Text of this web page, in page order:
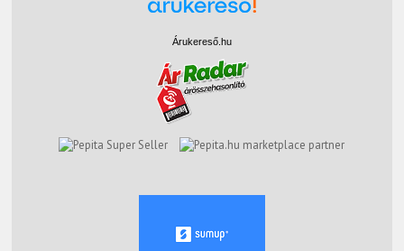
Árukereső.hu
marketplace partner